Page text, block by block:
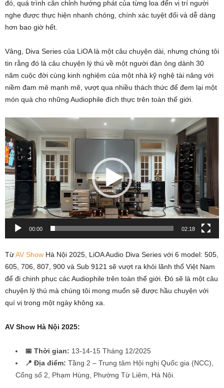
đó, quá trình căn chỉnh hướng phát của từng loa đến vị trí người
nghe được thực hiện nhanh chóng, chính xác tuyệt đối và dễ dàng
hơn bao giờ hết.
Vâng, Diva Series của LiOA là một câu chuyện dài, nhưng chúng tôi
tin rằng đó là câu chuyện lý thú về một người đàn ông dành 30
năm cuộc đời cùng kinh nghiệm của một nhà kỹ nghệ tài năng với
niềm đam mê mạnh mẽ, vượt qua nhiều thách thức để đem lại một
món quà cho những Audiophile đích thực trên toàn thế giới.
Trình
chơi
Video
00:00 02:18
TừAV Show Hà Nội 2025, LiOA Audio Diva Series với 6 model: 505,
605, 706, 807, 900 và Sub 9121 sẽ vượt ra khỏi lãnh thổ Việt Nam
để đi chinh phục các Audiophile trên toàn thế giới. Đó sẽ là một câu
chuyện lý thú mà chúng tôi mong muốn sẽ được hầu chuyện với
quí vị trong một ngày không xa.
AV Show Hà Nội 2025:
📅 Thời gian: 13-14-15 Tháng 12/2025
📍 Địa điểm: Tầng 2 – Trung tâm Hội nghị Quốc gia (NCC),
Cổng số 2, Phạm Hùng, Phường Từ Liêm, Hà Nội.